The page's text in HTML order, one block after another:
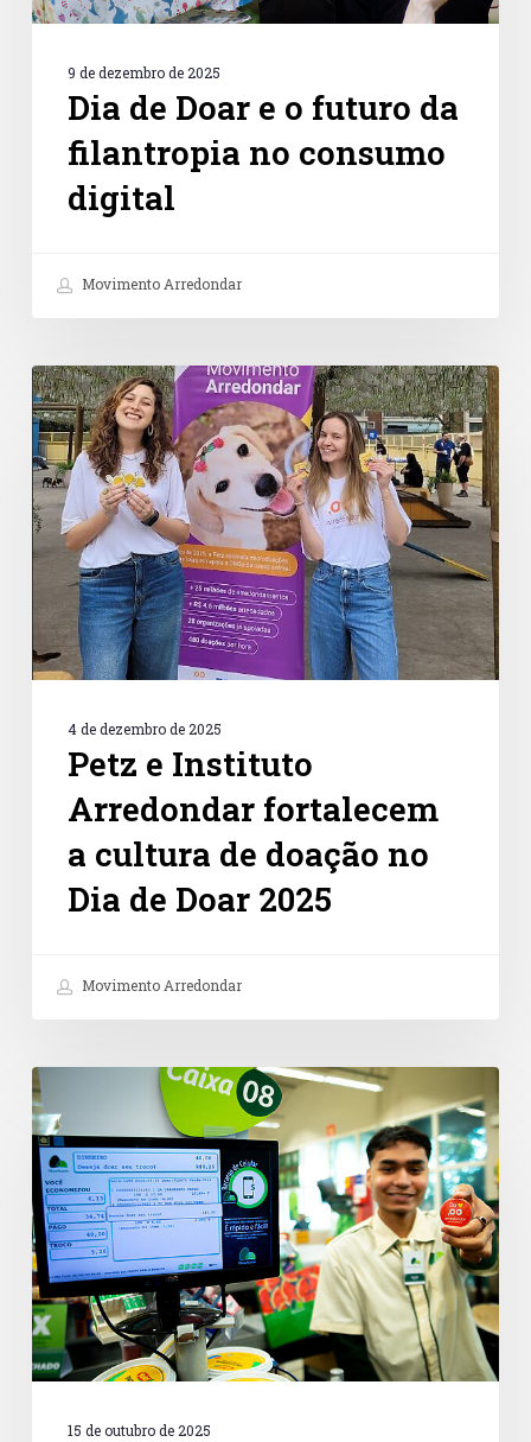
9 de dezembro de 2025
Dia de Doar e o futuro da
filantropia no consumo
digital
Movimento Arredondar
Petz
e
Instituto
Arredondar
fortalecem
a
cultura
de
doação
no
Dia
de
4 de dezembro de 2025
Petz e Instituto
Arredondar fortalecem
a cultura de doação no
Dia de Doar 2025
Movimento Arredondar
Doações
no
caixa
são
caminho
promissor
para
a
cultura
de
doação
no
15 de outubro de 2025